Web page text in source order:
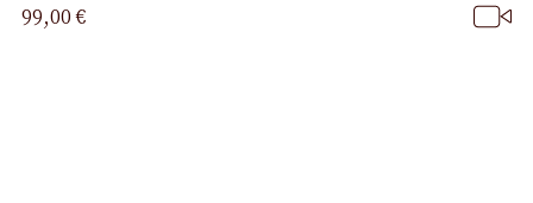
99,00 €